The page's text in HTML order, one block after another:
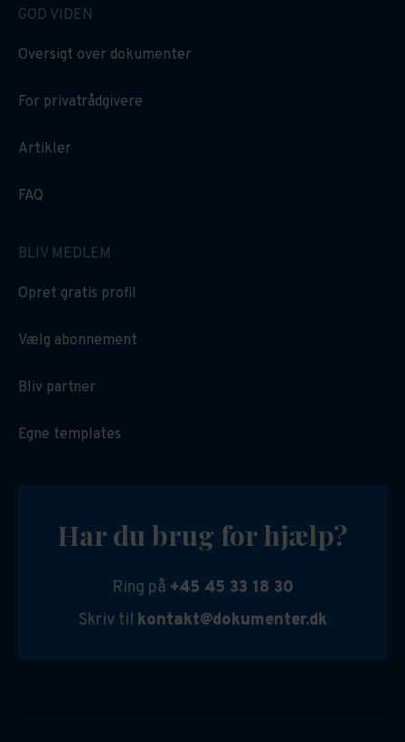
GOD VIDEN
Oversigt over dokumenter
For privatrådgivere
Artikler
FAQ
BLIV MEDLEM
Opret gratis profil
Vælg abonnement
Bliv partner
Egne templates
Har du brug for hjælp?
Ring på +45 45 33 18 30
Skriv til kontakt@dokumenter.dk